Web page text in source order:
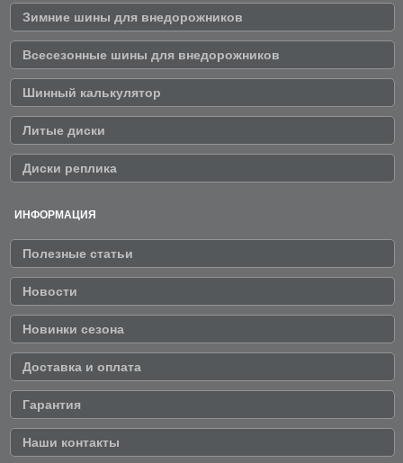
Зимние шины для внедорожников
Всесезонные шины для внедорожников
Шинный калькулятор
Литые диски
Диски реплика
ИНФОРМАЦИЯ
Полезные статьи
Новости
Новинки сезона
Доставка и оплата
Гарантия
Наши контакты